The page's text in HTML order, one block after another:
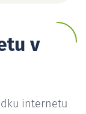
v
internetu